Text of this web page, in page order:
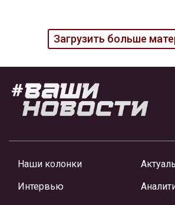
Загрузить больше
Наши колонки
Интервью